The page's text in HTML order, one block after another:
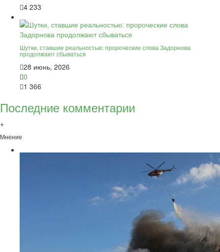
4 233
Шутки, ставшие реальностью: пророческие слова Задорнова
продолжают сбываться
28 июнь, 2026
0
1 366
Последние комментарии
+
Мнение